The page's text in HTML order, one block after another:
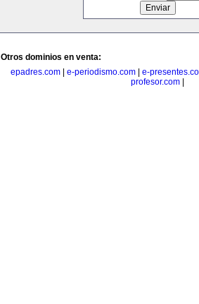
Otros dominios en venta:
epadres.com
e-periodismo.com
e-
profesor.com